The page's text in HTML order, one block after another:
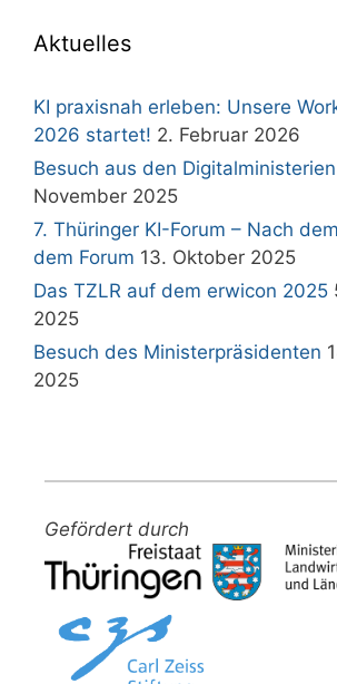
Aktuelles
KI praxisnah erleben: Unsere
2026 startet! 2. Februar 2026
Besuch aus den Digitalministerien
November 2025
7. Thüringer KI-Forum – Nach
dem Forum 13. Oktober 2025
Das TZLR auf dem erwicon 2025
2025
Besuch des Ministerpräsidenten
2025
Gefördert durch